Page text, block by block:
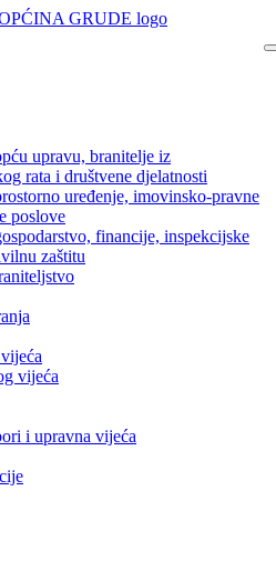
upravu, branitelje iz
rata i društvene djelatnosti
uređenje, imovinsko-pravne
poslove
financije, inspekcijske
zaštitu
vijeća
i upravna vijeća